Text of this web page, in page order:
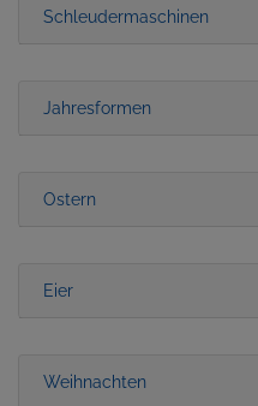
Schleudermaschinen
Jahresformen
Ostern
Eier
Weihnachten